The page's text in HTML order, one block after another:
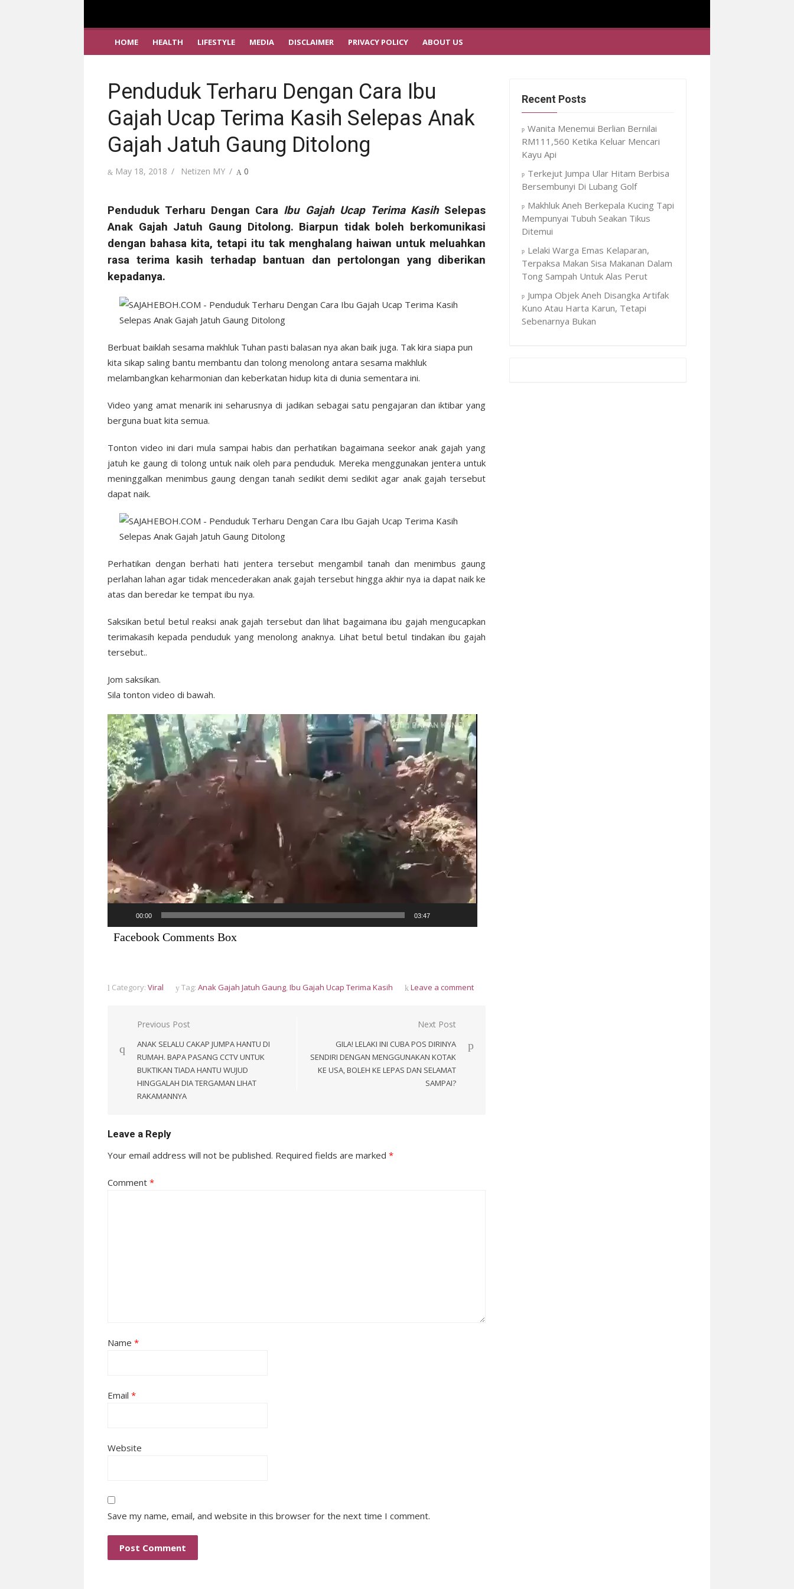
HOME HEALTH LIFESTYLE MEDIA DISCLAIMER PRIVACY POLICY ABOUT US
Penduduk Terharu Dengan Cara Ibu
Gajah Ucap Terima Kasih Selepas Anak
Gajah Jatuh Gaung Ditolong
Posted
May 18, 2018 Author
Netizen MY 0
Penduduk Terharu Dengan Cara Ibu Gajah Ucap Terima KasihSelepas
Anak Gajah Jatuh Gaung Ditolong. Biarpun tidak boleh berkomunikasi
dengan bahasa kita, tetapi itu tak menghalang haiwan untuk meluahkan
rasa terima kasih terhadap bantuan dan pertolongan yang diberikan
kepadanya.
Berbuat baiklah sesama makhluk Tuhan pasti balasan nya akan baik juga. Tak kira siapa pun
kita sikap saling bantu membantu dan tolong menolong antara sesama makhluk
melambangkan keharmonian dan keberkatan hidup kita di dunia sementara ini.
Video yang amat menarik ini seharusnya di jadikan sebagai satu pengajaran dan iktibar yang
berguna buat kita semua.
Tonton video ini dari mula sampai habis dan perhatikan bagaimana seekor anak gajah yang
jatuh ke gaung di tolong untuk naik oleh para penduduk. Mereka menggunakan jentera untuk
meninggalkan menimbus gaung dengan tanah sedikit demi sedikit agar anak gajah tersebut
dapat naik.
Perhatikan dengan berhati hati jentera tersebut mengambil tanah dan menimbus gaung
perlahan lahan agar tidak mencederakan anak gajah tersebut hingga akhir nya ia dapat naik ke
atas dan beredar ke tempat ibu nya.
Saksikan betul betul reaksi anak gajah tersebut dan lihat bagaimana ibu gajah mengucapkan
terimakasih kepada penduduk yang menolong anaknya. Lihat betul betul tindakan ibu gajah
tersebut..
Jom saksikan.
Sila tonton video di bawah.
Video
Player
00:00 03:47
Facebook Comments Box
Category: Viral Tag: Anak Gajah Jatuh Gaung,Ibu Gajah Ucap Terima Kasih Leave a comment
Post
navigation
Previous Post
ANAK SELALU CAKAP JUMPA HANTU DI
RUMAH. BAPA PASANG CCTV UNTUK
BUKTIKAN TIADA HANTU WUJUD
HINGGALAH DIA TERGAMAN LIHAT
RAKAMANNYA
Next Post
GILA! LELAKI INI CUBA POS DIRINYA
SENDIRI DENGAN MENGGUNAKAN KOTAK
KE USA, BOLEH KE LEPAS DAN SELAMAT
SAMPAI?
Leave a Reply
Your email address will not be published. Required fields are marked *
Comment *
Name *
Email *
Website
Save my name, email, and website in this browser for the next time I comment.
Recent Posts
Wanita Menemui Berlian Bernilai
RM111,560 Ketika Keluar Mencari
Kayu Api
Terkejut Jumpa Ular Hitam Berbisa
Bersembunyi Di Lubang Golf
Makhluk Aneh Berkepala Kucing Tapi
Mempunyai Tubuh Seakan Tikus
Ditemui
Lelaki Warga Emas Kelaparan,
Terpaksa Makan Sisa Makanan Dalam
Tong Sampah Untuk Alas Perut
Jumpa Objek Aneh Disangka Artifak
Kuno Atau Harta Karun, Tetapi
Sebenarnya Bukan